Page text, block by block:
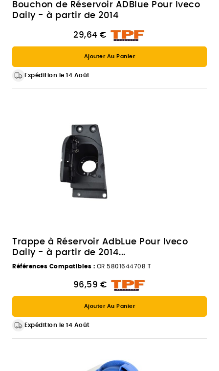
Bouchon de Réservoir ADBlue Pour Iveco
Daily - à partir de 2014
29,64 €
Ajouter Au Panier
Expédition le 14 Août
Trappe à Réservoir AdbLue Pour Iveco
Daily - à partir de 2014...
Références Compatibles : OR 5801644708 T
96,59 €
Ajouter Au Panier
Expédition le 14 Août